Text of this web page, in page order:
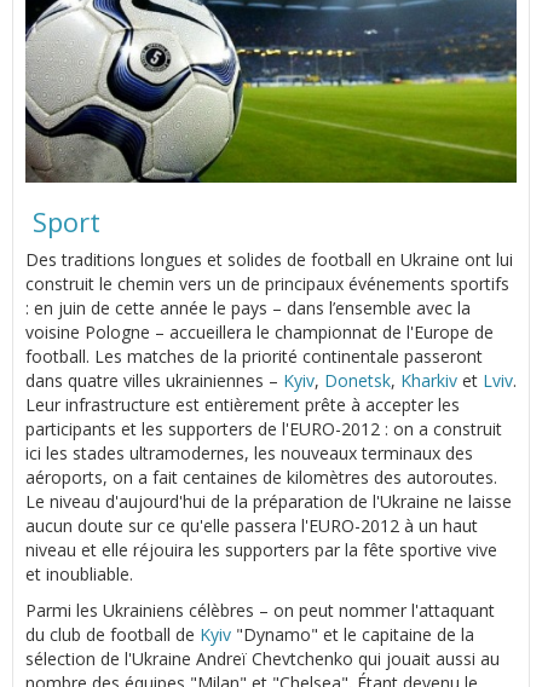
Sport
Des traditions longues et solides de football en Ukraine ont lui
construit le chemin vers un de principaux événements sportifs
: en juin de cette année le pays – dans l’ensemble avec la
voisine Pologne – accueillera le championnat de l'Europe de
football. Les matches de la priorité continentale passeront
dans quatre villes ukrainiennes – Kyiv, Donetsk, Kharkiv et Lviv.
Leur infrastructure est entièrement prête à accepter les
participants et les supporters de l'EURO-2012 : on a construit
ici les stades ultramodernes, les nouveaux terminaux des
aéroports, on a fait centaines de kilomètres des autoroutes.
Le niveau d'aujourd'hui de la préparation de l'Ukraine ne laisse
aucun doute sur ce qu'elle passera l'EURO-2012 à un haut
niveau et elle réjouira les supporters par la fête sportive vive
et inoubliable.
Parmi les Ukrainiens célèbres – on peut nommer l'attaquant
du club de football de Kyiv "Dynamo" et le capitaine de la
sélection de l'Ukraine Andreï Chevtchenko qui jouait aussi au
nombre des équipes "Milan" et "Chelsea". Étant devenu le